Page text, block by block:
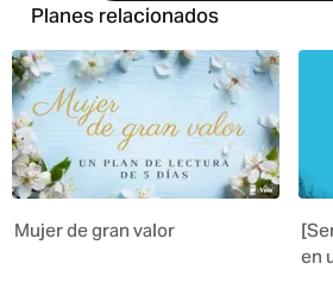
Planes relacionados
Mujer de gran valor
en